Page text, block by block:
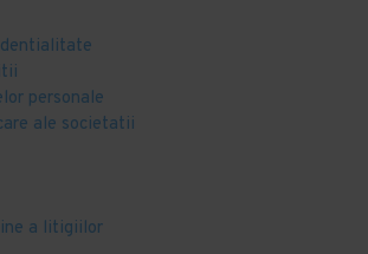
personale
ale societatii
a litigiilor